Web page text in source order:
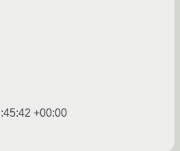
+00:00